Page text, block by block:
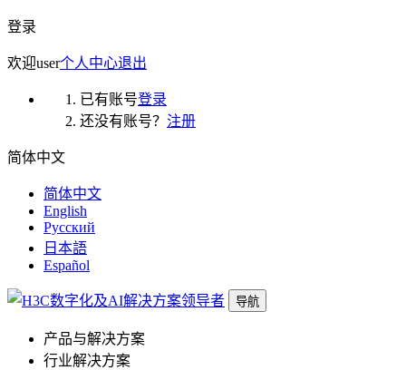
登录
欢迎user个人中心退出
已有账号登录
还没有账号？ 注册
简体中文
简体中文
English
Русский
日本語
Español
导航
产品与解决方案
行业解决方案